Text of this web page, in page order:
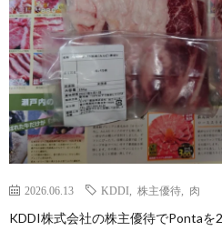
2026.06.13 KDDI 株主優待 肉
KDDI株式会社の株主優待でPontaを